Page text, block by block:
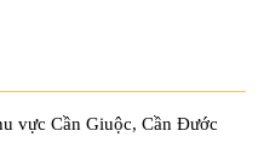
vực Cần Giuộc, Cần Đước